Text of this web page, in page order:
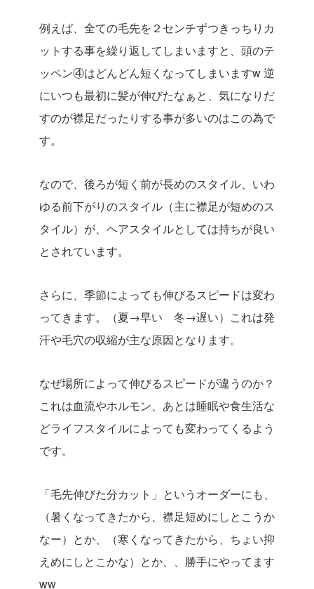
例えば、全ての毛先を２センチずつきっちりカ
ットする事を繰り返してしまいますと、頭のテ
ッペン④はどんどん短くなってしまいますw 逆
にいつも最初に髪が伸びたなぁと、気になりだ
すのが襟足だったりする事が多いのはこの為で
す。
なので、後ろが短く前が長めのスタイル、いわ
ゆる前下がりのスタイル（主に襟足が短めのス
タイル）が、ヘアスタイルとしては持ちが良い
とされています。
さらに、季節によっても伸びるスピードは変わ
ってきます。（夏→早い 冬→遅い）これは発
汗や毛穴の収縮が主な原因となります。
なぜ場所によって伸びるスピードが違うのか？
これは血流やホルモン、あとは睡眠や食生活な
どライフスタイルによっても変わってくるよう
です。
「毛先伸びた分カット」というオーダーにも、
（暑くなってきたから、襟足短めにしとこうか
なー）とか、（寒くなってきたから、ちょい抑
えめにしとこかな）とか、、勝手にやってます
ww